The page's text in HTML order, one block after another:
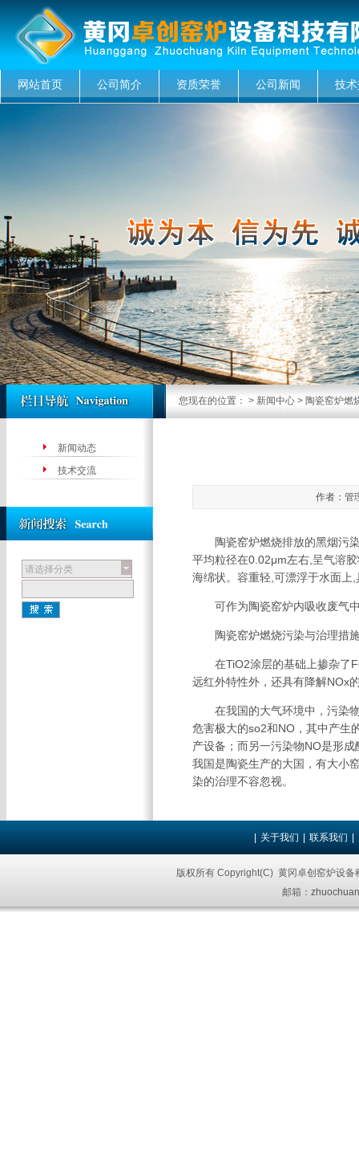
网站首页 公司简介 资质荣誉 公司新闻 技
新闻动态
技术交流
请选择分类
您现在的位置： > 新闻中心 > 陶瓷窑炉燃
作者：
陶瓷窑炉燃烧排放的黑烟污染
平均粒径在0.02μm左右,呈气溶
海绵状。容重轻,可漂浮于水面上
可作为陶瓷窑炉内吸收废气中
陶瓷窑炉燃烧污染与治理措
在TiO2涂层的基础上掺杂了
远红外特性外，还具有降解NOx
在我国的大气环境中，污染物
危害极大的so2和NO，其中产生
产设备；而另一污染物NO是形
我国是陶瓷生产的大国，有大小
染的治理不容忽视。
关于我们 联系我们
版权所有 Copyright(C) 黄冈卓创窑炉设
邮箱：